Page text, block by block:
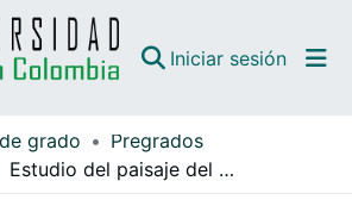
Iniciar sesión
grado
Pregrados
Estudio del paisaje del municipio de Guatapé, para la formulación lineamientos de protección y conservación del patrimonio cultural - natural